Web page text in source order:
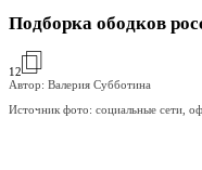
Подборка ободков
12
Автор: Валерия Субботина
Источник фото: социальные сети,